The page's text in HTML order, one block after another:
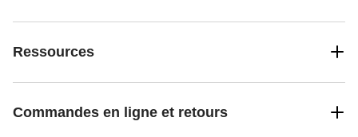
Ressources
Commandes en ligne et retours